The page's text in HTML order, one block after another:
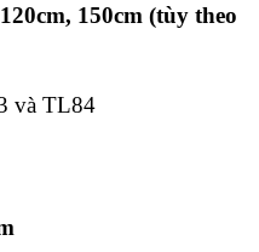
150cm (tùy theo
và TL84